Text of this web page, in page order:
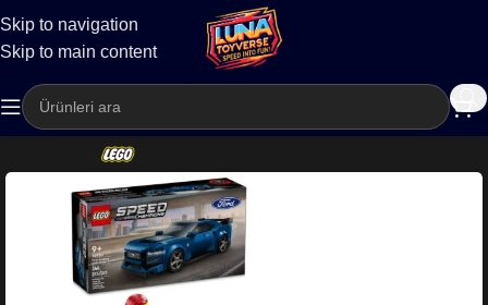
Skip to navigation
Skip to main content
Kargo